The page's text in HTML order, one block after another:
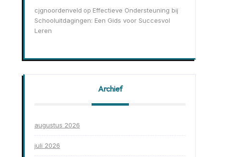
cjgnoordenveld op Effectieve Ondersteuning bij
Schooluitdagingen: Een Gids voor Succesvol
Leren
Archief
augustus 2026
juli 2026